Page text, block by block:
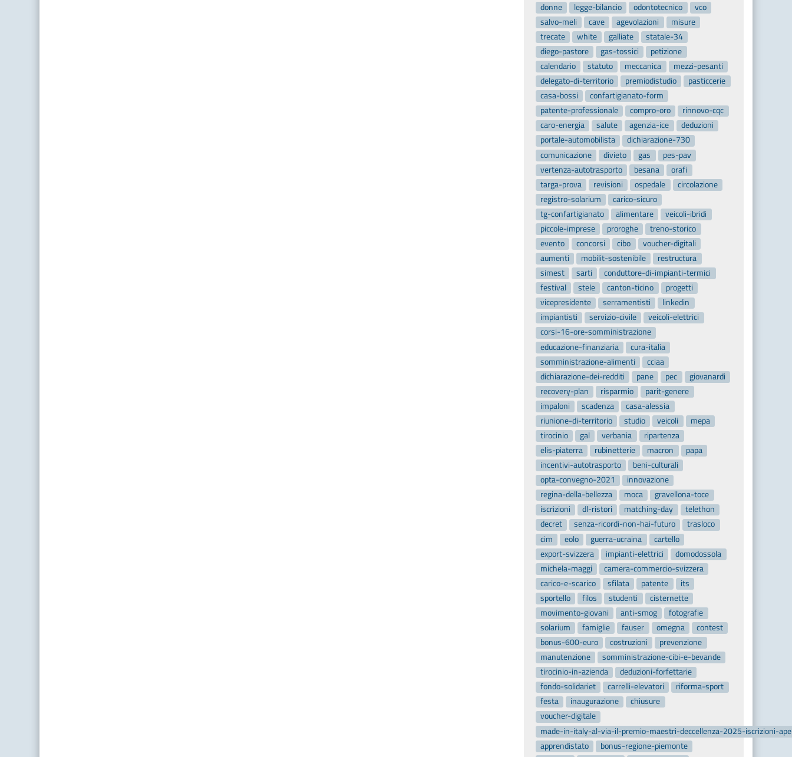
donne
legge-bilancio odontotecnico
vco
salvo-meli
cave agevolazioni
misure
trecate
white galliate
statale-34
diego-pastore
gas-tossici
petizione
calendario
statuto meccanica
mezzi-pesanti
delegato-di-territorio
premiodistudio
pasticcerie
casa-bossi
confartigianato-form
patente-professionale
compro-oro
rinnovo-cqc
caro-energia
salute agenzia-ice
deduzioni
portale-automobilista
dichiarazione-730
comunicazione
divieto gas
pes-pav
vertenza-autotrasporto
besana
orafi
targa-prova
revisioni ospedale
circolazione
registro-solarium
carico-sicuro
tg-confartigianato
alimentare
veicoli-ibridi
piccole-imprese
proroghe
treno-storico
evento
concorsi cibo
voucher-digitali
aumenti
mobilit-sostenibile
restructura
simest
sarti
conduttore-di-impianti-termici
festival
stele canton-ticino
progetti
vicepresidente
serramentisti
linkedin
impiantisti
servizio-civile
veicoli-elettrici
corsi-16-ore-somministrazione
educazione-finanziaria
cura-italia
somministrazione-alimenti
cciaa
dichiarazione-dei-redditi
pane pec
giovanardi
recovery-plan
risparmio
parit-genere
impaloni
scadenza
casa-alessia
riunione-di-territorio
studio veicoli
mepa
tirocinio
gal verbania
ripartenza
elis-piaterra
rubinetterie macron
papa
incentivi-autotrasporto
beni-culturali
opta-convegno-2021
innovazione
regina-della-bellezza
moca
gravellona-toce
iscrizioni
dl-ristori matching-day
telethon
decret
senza-ricordi-non-hai-futuro
trasloco
cim
eolo guerra-ucraina
cartello
export-svizzera
impianti-elettrici
domodossola
michela-maggi
camera-commercio-svizzera
carico-e-scarico
sfilata patente
its
sportello
filos studenti
cisternette
movimento-giovani
anti-smog
fotografie
solarium
famiglie fauser omegna
contest
bonus-600-euro
costruzioni
prevenzione
manutenzione
somministrazione-cibi-e-bevande
tirocinio-in-azienda
deduzioni-forfettarie
fondo-solidariet
carrelli-elevatori
riforma-sport
festa
inaugurazione
chiusure
voucher-digitale
made-in-italy-al-via-il-premio-maestri-deccellenza-2025-iscrizioni-
apprendistato
bonus-regione-piemonte